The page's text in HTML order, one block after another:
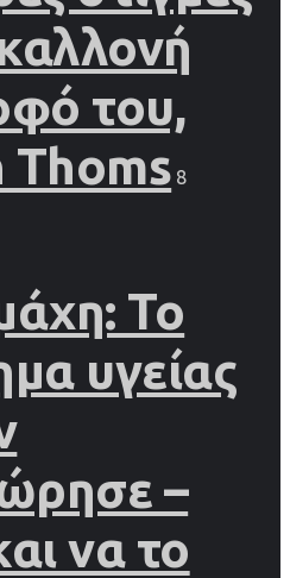
του,
Thoms 8
Το
υγείας
–
να το